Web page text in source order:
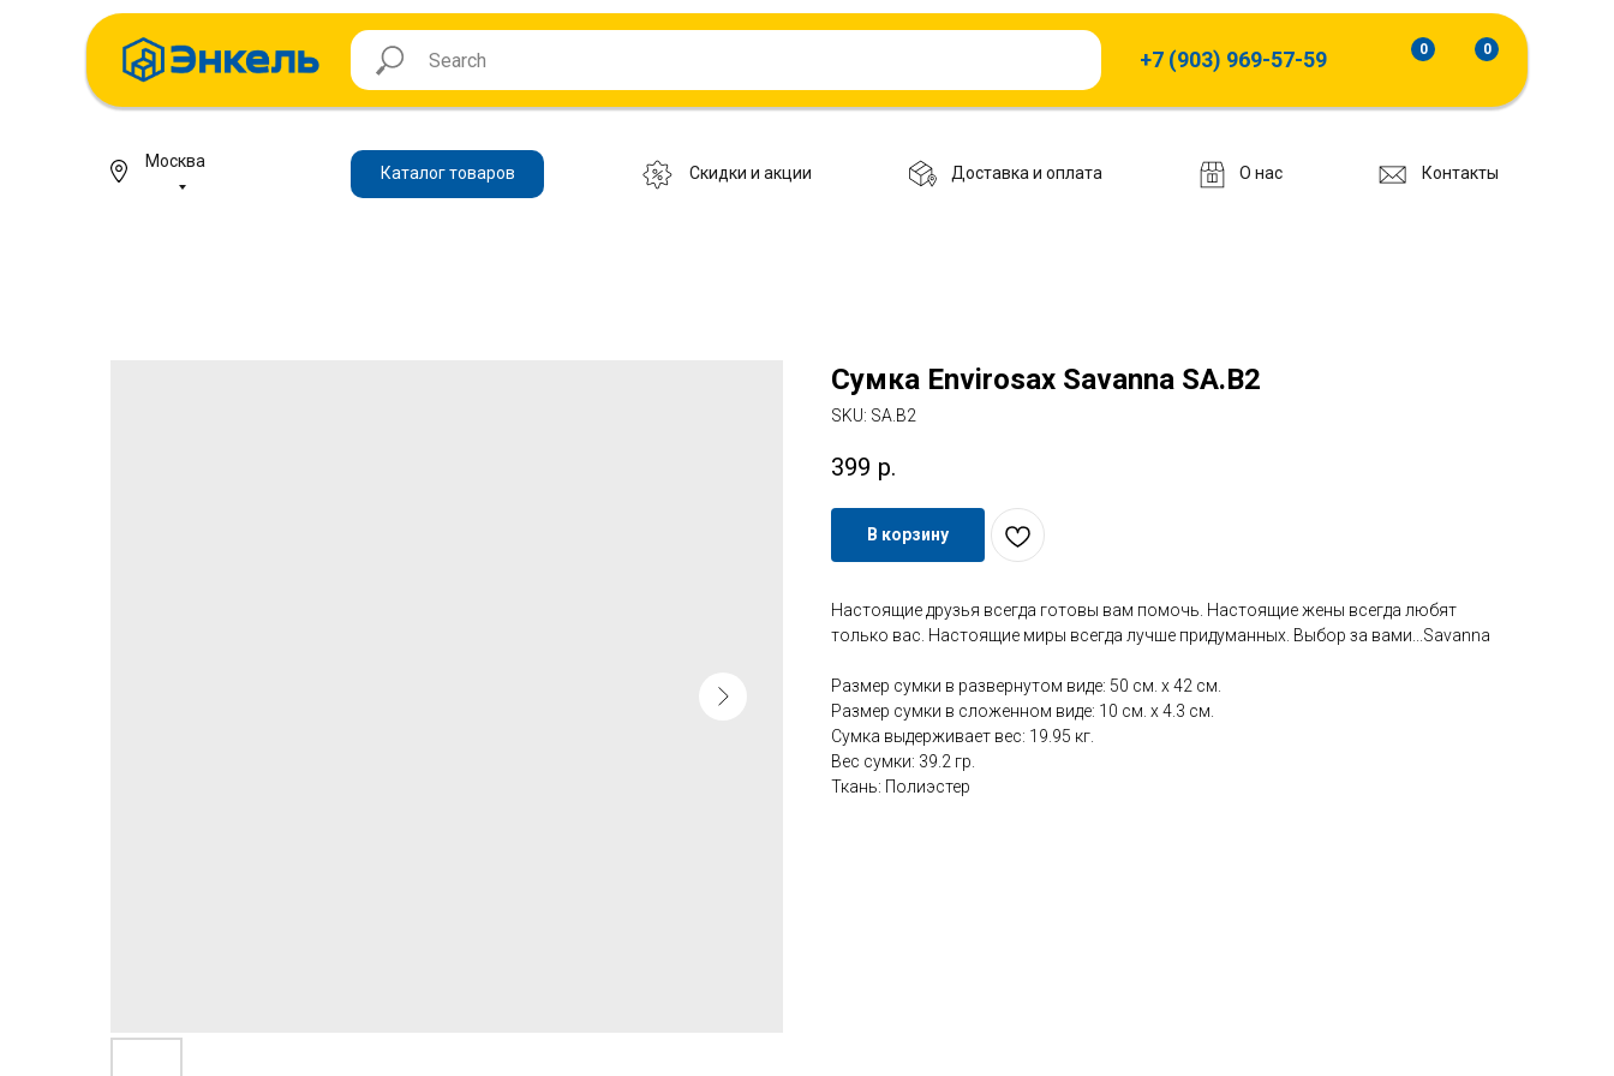
+7 (903) 969-57-59 0
0
Контакты
О нас
Доставка и оплата
Скидки и акции
Каталог товаров
Москва
Сумка Envirosax Savanna SA.B2
SKU: SA.B2
399 р.
В корзину
Настоящие друзья всегда готовы вам помочь. Настоящие жены всегда любят
только вас. Настоящие миры всегда лучше придуманных. Выбор за вами...Savanna
Размер сумки в развернутом виде: 50 см. x 42 см.
Размер сумки в сложенном виде: 10 см. x 4.3 см.
Cумка выдерживает вес: 19.95 кг.
Вес сумки: 39.2 гр.
Ткань: Полиэстер